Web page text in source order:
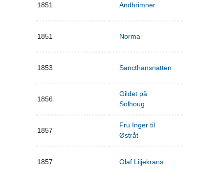
1851 Andhrimner
1851 Norma
1853 Sancthansnatten
1856
Gildet på
Solhoug
1857
Fru Inger til
Østråt
1857 Olaf Liljekrans